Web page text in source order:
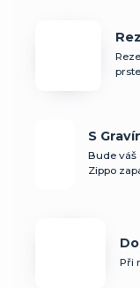
S
Bude váš
Zippo
Při